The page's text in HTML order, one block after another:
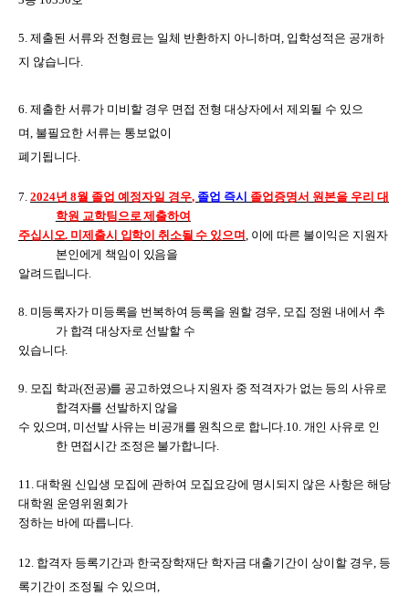
5. 제출된 서류와 전형료는 일체 반환하지 아니하며, 입학성적은 공개하
지 않습니다.
6. 제출한 서류가 미비할 경우 면접 전형 대상자에서 제외될 수 있으
며, 불필요한 서류는 통보없이
폐기됩니다.
7. 2024년 8월 졸업 예정자일 경우, 졸업 즉시 졸업증명서 원본을 우리 대
학원 교학팀 으로 제출하여
주십시오. 미제출시 입학이 취소될 수 있으며 , 이에 따른 불이익은 지원자
본인에게 책임이 있음을
알려드립니다.
8. 미등록자가 미등록을 번복하여 등록을 원할 경우, 모집 정원 내에서 추
가 합격 대상자로 선발할 수
있습니다.
9. 모집 학과(전공)를 공고하였으나 지원자 중 적격자가 없는 등의 사유로
합격자를 선발하지 않을
수 있으며, 미선발 사유는 비공개를 원칙으로 합니다.10. 개인 사유로 인
한 면접시간 조정은 불가합니다.
11. 대학원 신입생 모집에 관하여 모집요강에 명시되지 않은 사항은 해당
대학원 운영위원회가
정하는 바에 따릅니다.
12. 합격자 등록기간과 한국장학재단 학자금 대출기간이 상이할 경우, 등
록기간이 조정될 수 있으며,